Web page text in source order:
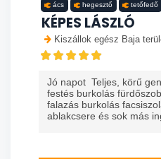
ács hegesztő tetőfedő
KÉPES LÁSZLÓ
Kiszállok egész Baja
Jó napot Teljes, körű
festés burkolás
falazás burkolás
ablakcsere és sok más